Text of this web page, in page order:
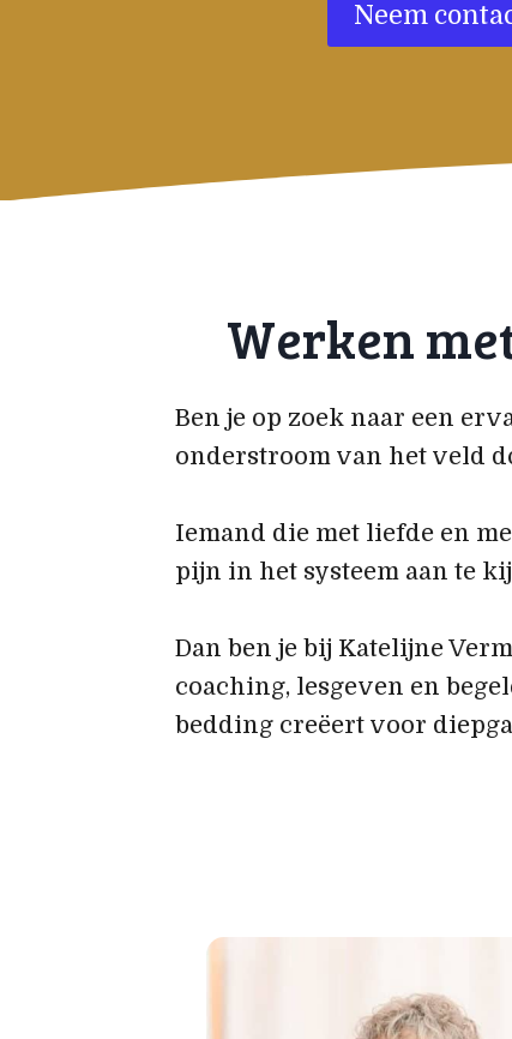
Neem
Werken
Ben je op zoek naar een
onderstroom van het veld
Iemand die met liefde en
pijn in het systeem aan te
Dan ben je bij Katelijne
coaching, lesgeven en
bedding creëert voor